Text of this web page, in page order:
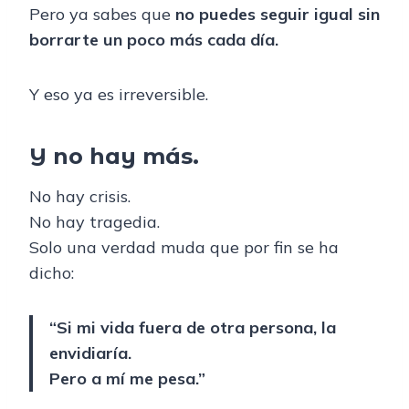
Pero ya sabes que no puedes seguir igual sin
borrarte un poco más cada día.
Y eso ya es irreversible.
Y no hay más.
No hay crisis.
No hay tragedia.
Solo una verdad muda que por fin se ha
dicho:
“Si mi vida fuera de otra persona, la
envidiaría.
Pero a mí me pesa.”